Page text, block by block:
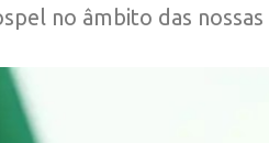
no âmbito das